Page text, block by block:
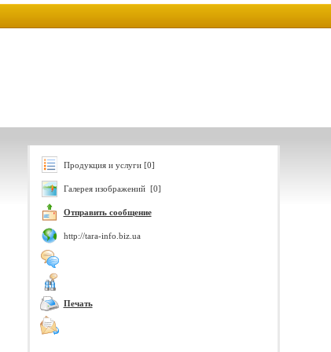
Продукция и услуги [0]
Галерея изображений [0]
Отправить сообщение
http://tara-info.biz.ua
Печать